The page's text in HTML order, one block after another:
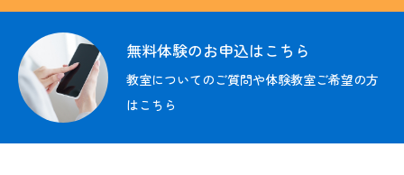
募集情報
お問い合わせ
FC加盟者募集中
無料体験のお申込はこちら
教室についてのご質問や体験教室ご希望の方
はこちら